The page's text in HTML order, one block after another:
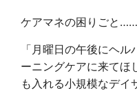
ケアマネの困りごと……
「月曜日の午後にヘ
ーニングケアに来てほ
も入れる小規模なデイ